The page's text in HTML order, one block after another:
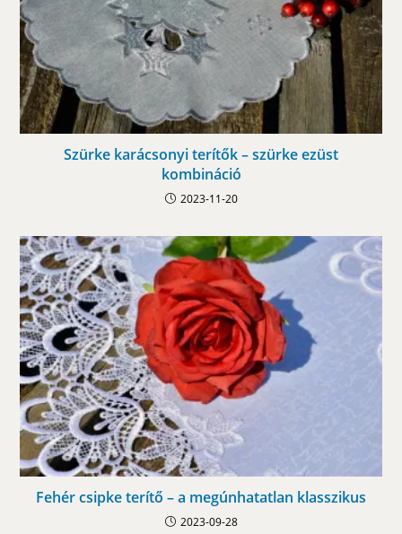
Szürke karácsonyi terítők – szürke ezüst
kombináció
2023-11-20
Fehér csipke terítő – a megúnhatatlan klasszikus
2023-09-28